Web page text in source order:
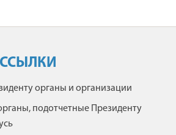
органы и организации
подотчетные Президенту